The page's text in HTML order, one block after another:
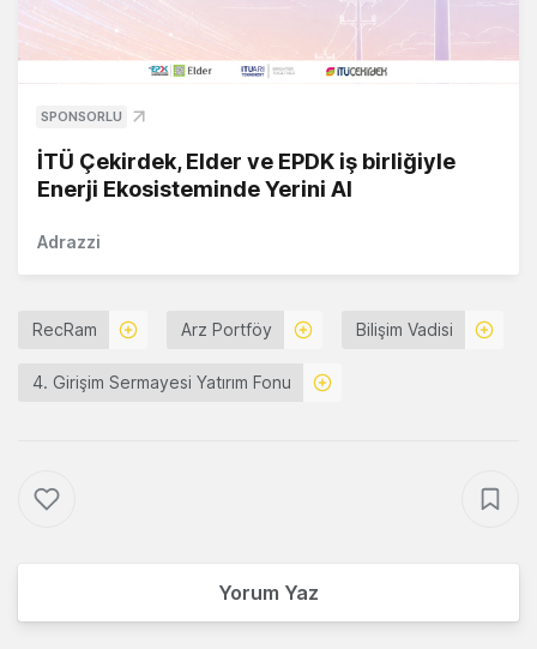
SPONSORLU
İTÜ Çekirdek, Elder ve EPDK iş birliğiyle
Enerji Ekosisteminde Yerini Al
Adrazzi
RecRam Arz Portföy Bilişim Vadisi
4. Girişim Sermayesi Yatırım Fonu
Yorum Yaz